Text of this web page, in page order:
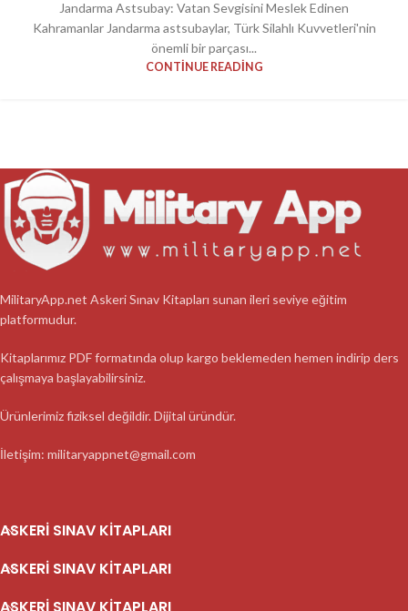
Jandarma Astsubay: Vatan Sevgisini Meslek Edinen
Kahramanlar Jandarma astsubaylar, Türk Silahlı Kuvvetleri'nin
önemli bir parçası...
CONTINUE READING
MilitaryApp.net Askeri Sınav Kitapları sunan ileri seviye eğitim
platformudur.
Kitaplarımız PDF formatında olup kargo beklemeden hemen indirip ders
çalışmaya başlayabilirsiniz.
Ürünlerimiz fiziksel değildir. Dijital üründür.
İletişim: militaryappnet@gmail.com
ASKERI SINAV KITAPLARI
ASKERI SINAV KITAPLARI
ASKERI SINAV KITAPLARI